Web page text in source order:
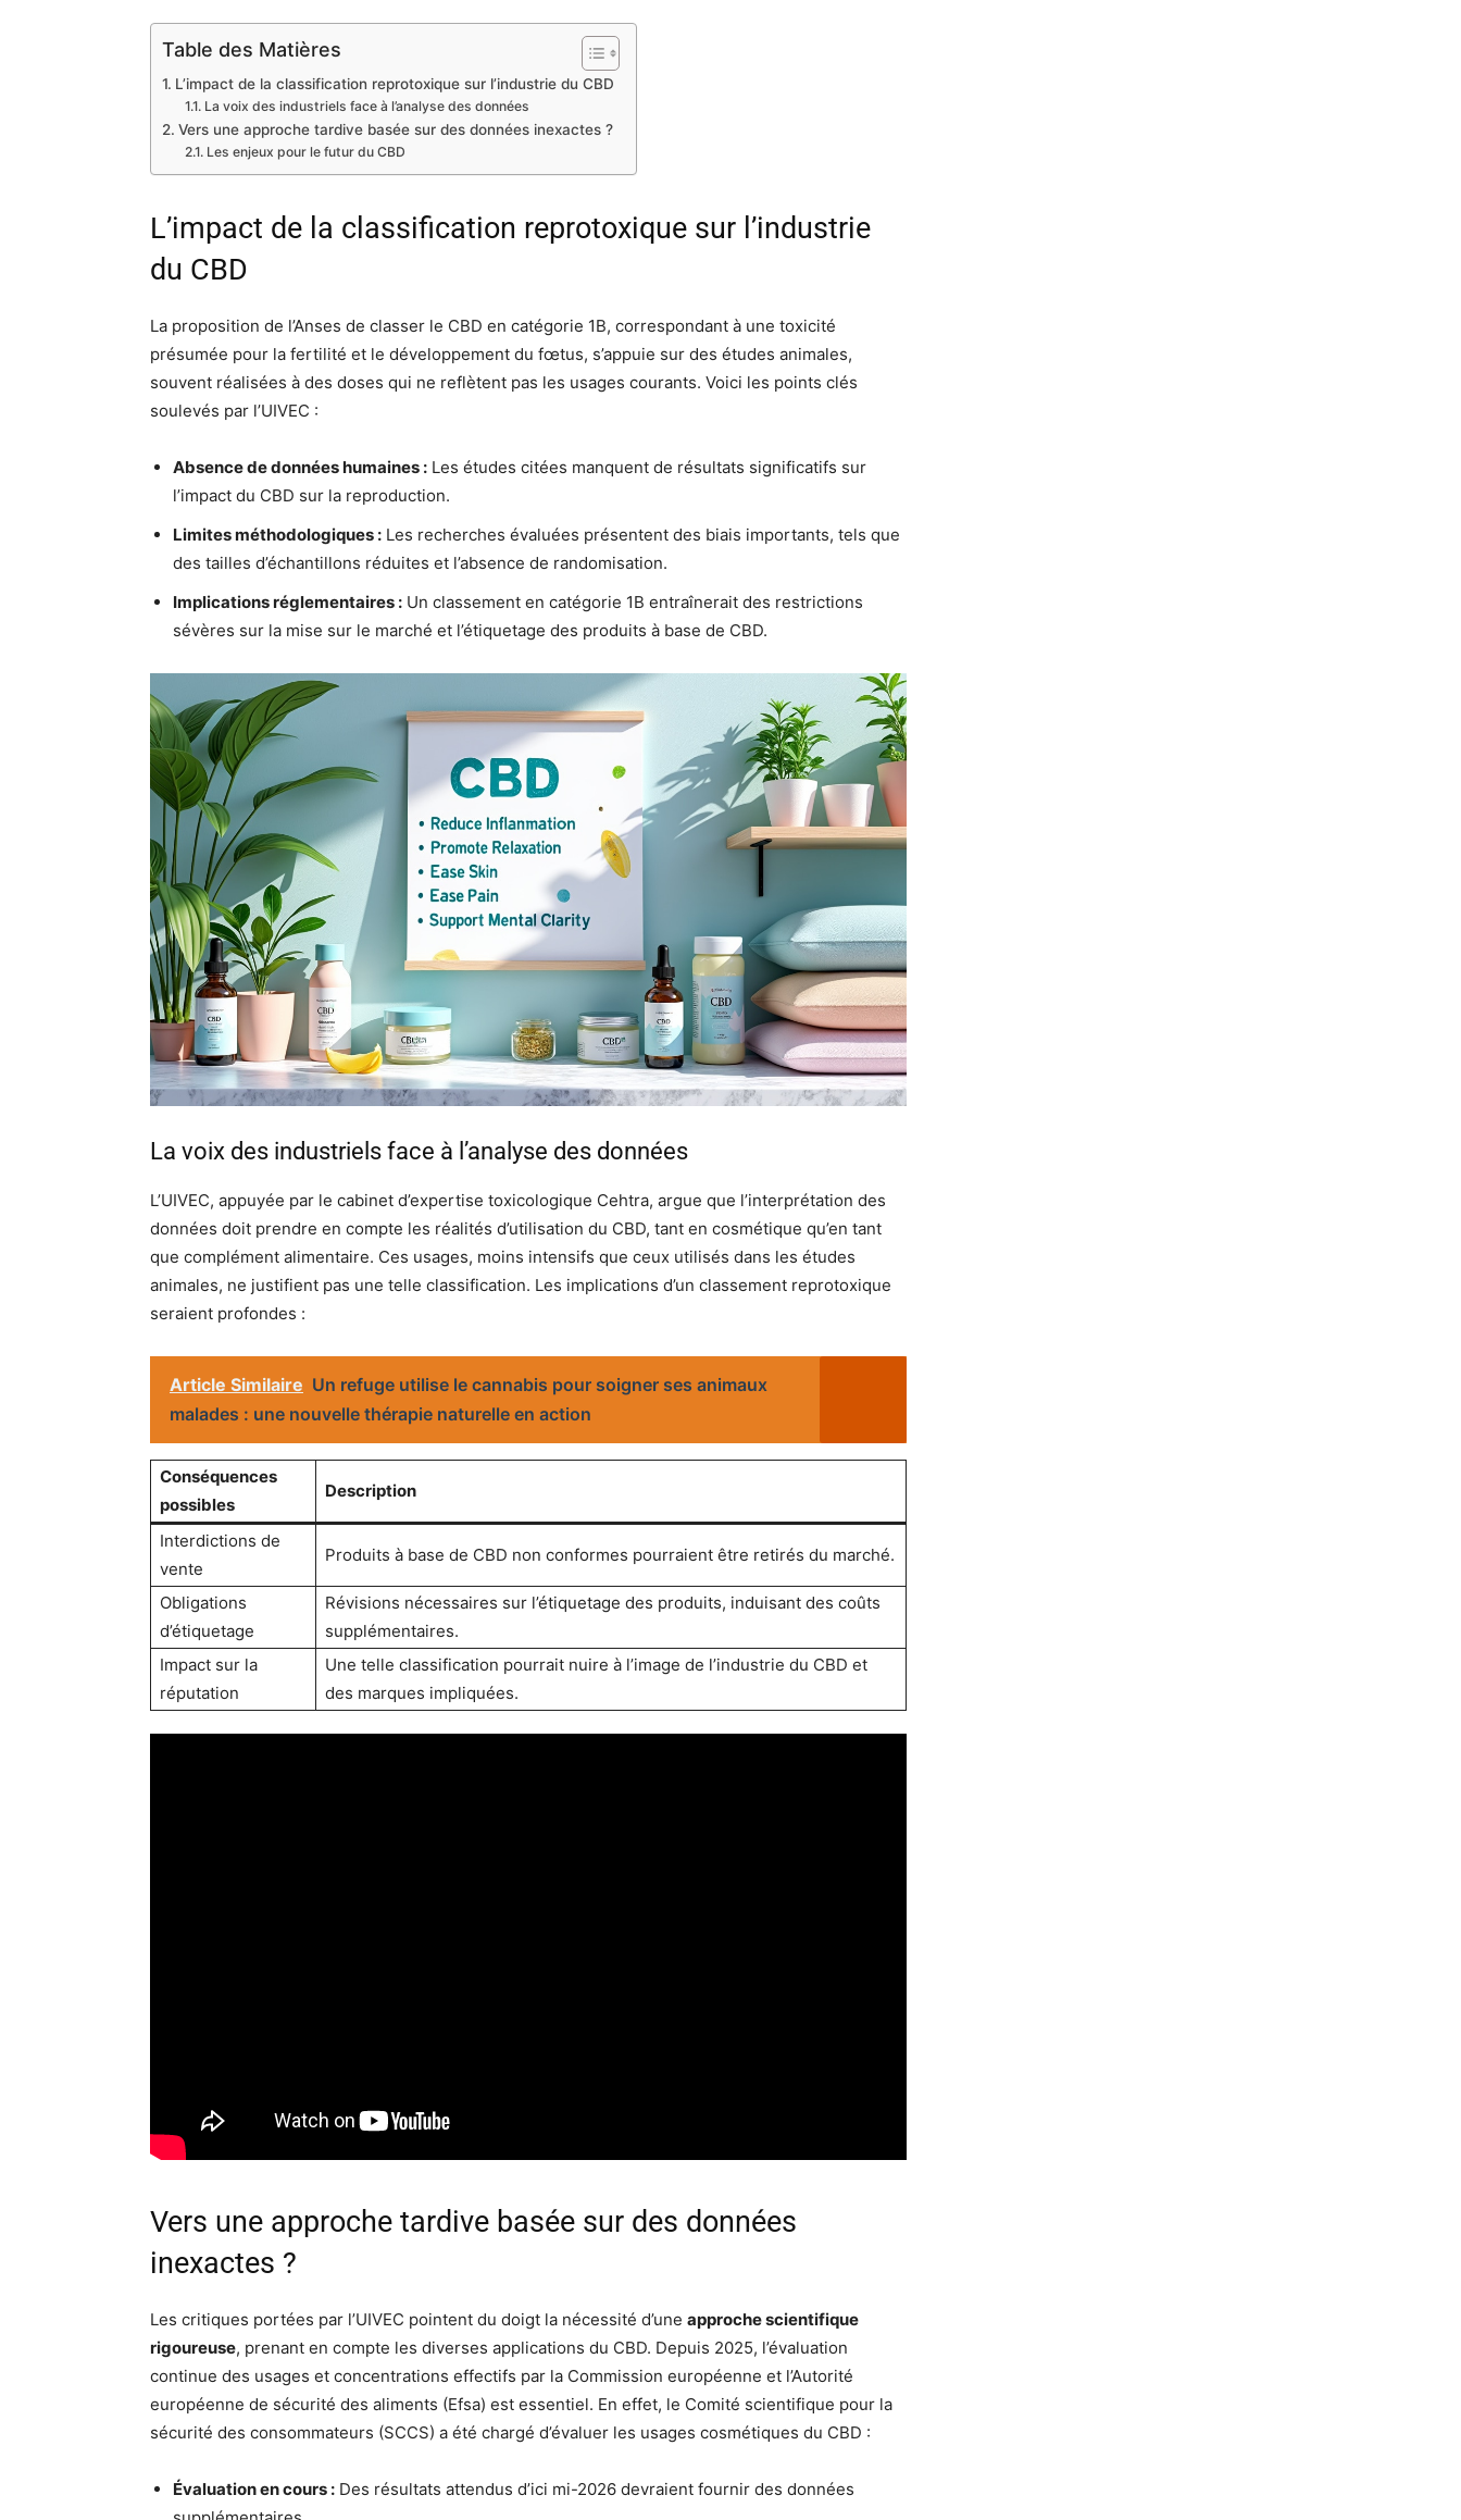
Table des Matières
L’impact de la classification reprotoxique sur l’industrie du CBD
La voix des industriels face à l’analyse des données
Vers une approche tardive basée sur des données inexactes ?
Les enjeux pour le futur du CBD
L’impact de la classification reprotoxique sur l’industrie
du CBD
La proposition de l’Anses de classer le CBD en catégorie 1B, correspondant à une toxicité
présumée pour la fertilité et le développement du fœtus, s’appuie sur des études animales,
souvent réalisées à des doses qui ne reflètent pas les usages courants. Voici les points clés
soulevés par l’UIVEC :
Absence de données humaines : Les études citées manquent de résultats significatifs sur
l’impact du CBD sur la reproduction.
Limites méthodologiques : Les recherches évaluées présentent des biais importants, tels que
des tailles d’échantillons réduites et l’absence de randomisation.
Implications réglementaires : Un classement en catégorie 1B entraînerait des restrictions
sévères sur la mise sur le marché et l’étiquetage des produits à base de CBD.
La voix des industriels face à l’analyse des données
L’UIVEC, appuyée par le cabinet d’expertise toxicologique Cehtra, argue que l’interprétation des
données doit prendre en compte les réalités d’utilisation du CBD, tant en cosmétique qu’en tant
que complément alimentaire. Ces usages, moins intensifs que ceux utilisés dans les études
animales, ne justifient pas une telle classification. Les implications d’un classement reprotoxique
seraient profondes :
Article Similaire Un refuge utilise le cannabis pour soigner ses animaux
malades : une nouvelle thérapie naturelle en action
Conséquences
possibles
Description
Interdictions de
vente
Produits à base de CBD non conformes pourraient être retirés du marché.
Obligations
d’étiquetage
Révisions nécessaires sur l’étiquetage des produits, induisant des coûts
supplémentaires.
Impact sur la
réputation
Une telle classification pourrait nuire à l’image de l’industrie du CBD et
des marques impliquées.
Vers une approche tardive basée sur des données
inexactes ?
Les critiques portées par l’UIVEC pointent du doigt la nécessité d’une approche scientifique
rigoureuse, prenant en compte les diverses applications du CBD. Depuis 2025, l’évaluation
continue des usages et concentrations effectifs par la Commission européenne et l’Autorité
européenne de sécurité des aliments (Efsa) est essentiel. En effet, le Comité scientifique pour la
sécurité des consommateurs (SCCS) a été chargé d’évaluer les usages cosmétiques du CBD :
Évaluation en cours : Des résultats attendus d’ici mi-2026 devraient fournir des données